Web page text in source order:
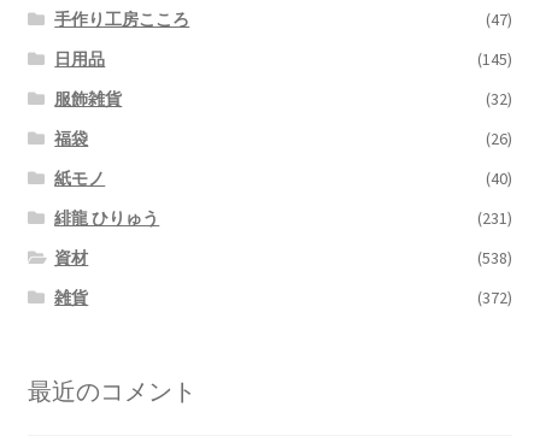
手作り工房こころ
(47)
日用品
(145)
服飾雑貨
(32)
福袋
(26)
紙モノ
(40)
緋龍 ひりゅう
(231)
資材
(538)
雑貨
(372)
最近のコメント